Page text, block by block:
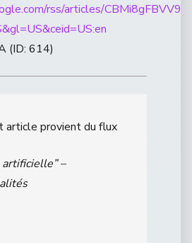
rss/articles/
(ID: 614)
article provient du flux
–